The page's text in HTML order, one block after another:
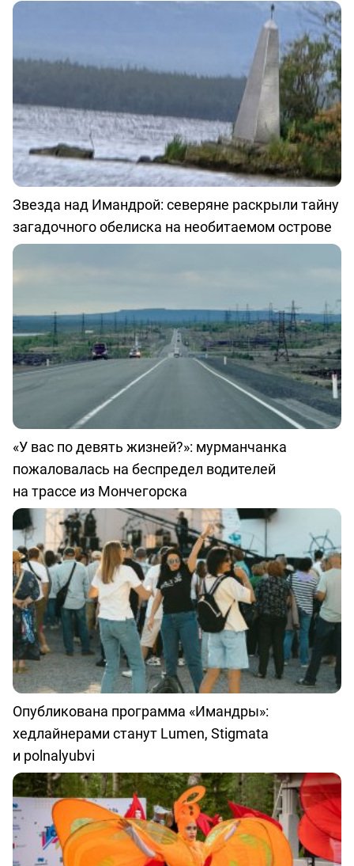
Звезда над Имандрой: северяне раскрыли тайну
загадочного обелиска на необитаемом острове
«У вас по девять жизней?»: мурманчанка
пожаловалась на беспредел водителей
на трассе из Мончегорска
Опубликована программа «Имандры»:
хедлайнерами станут Lumen, Stigmata
и polnalyubvi